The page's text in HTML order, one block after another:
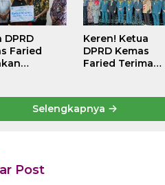
DPRD
Faried
Juta
Keren! Ketua
DPRD Kemas
Faried Terima
Bintang
Semangat Rimba
Emas dari
Selengkapnya
Post